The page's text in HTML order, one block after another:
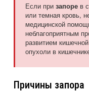
Если при запоре в
или темная кровь,
медицинской
неблагоприятным
развитием
опухоли в
Причины запора